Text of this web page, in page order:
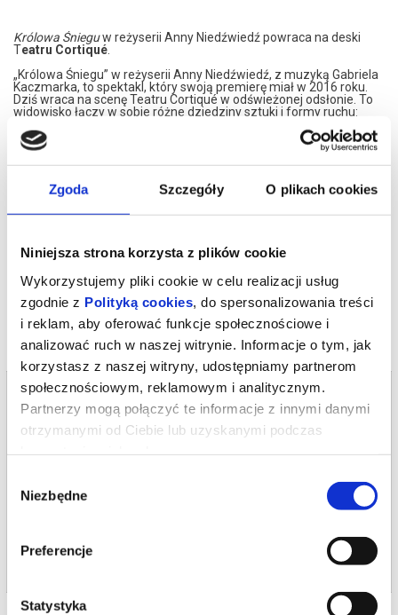
Zgoda Szczegóły O plikach cookies
Niniejsza strona korzysta z plików cookie
Wykorzystujemy pliki cookie w celu realizacji usług
zgodnie z Polityką cookies , do spersonalizowania treści
i reklam, aby oferować funkcje społecznościowe i
analizować ruch w naszej witrynie. Informacje o tym, jak
korzystasz z naszej witryny, udostępniamy partnerom
społecznościowym, reklamowym i analitycznym.
Partnerzy mogą połączyć te informacje z innymi danymi
otrzymanymi od Ciebie lub uzyskanymi podczas
zgody
Niezbędne
Preferencje
Statystyka
Królowa Śnieguw reżyserii Anny Niedźwiedź powraca na deski
Teatru Cortiqué
„Królowa Śniegu” w reżyserii Anny Niedźwiedź, z muzyką Gabriela
Kaczmarka, to spektakl, który swoją premierę miał w 2016 roku.
Dziś wraca na scenę Teatru Cortiqué w odświeżonej odsłonie. To
widowisko łączy w sobie różne dziedziny sztuki i formy ruchu:
powietrzną, a także śpiew. Dzięki temu powstaje pełna dynamiki,
wielowarstwowa opowieść, która angażuje zarówno emocje, jak i
historii Gerdy i Kaja, a jednocześnie odkryć w niej aktualne,
uniwersalne znaczenia.
Bezpieczne zakupy w Bilety24. W przypadku odwołania
wydarzenia, gwarantujemy automatyczny zwrot środków
potwierdzony komunikatem wysyłanym na adres e-mail, podany
podczas zakupu.
Bilety na termin:
18.01.2027 , g. 12:00 (poniedziałek)
18.01.2027 , g. 12:00
Teatr Cortique Anny Niedźwiedź